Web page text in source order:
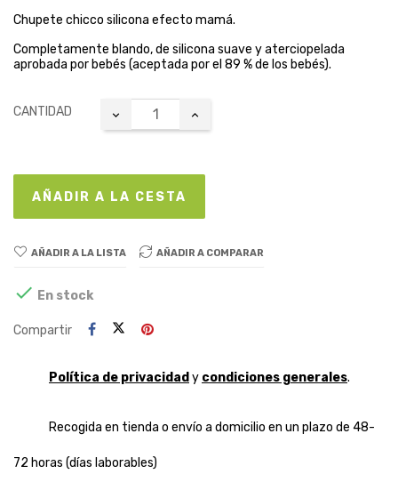
Chupete chicco silicona efecto mamá.
Completamente blando, de silicona suave y aterciopelada
aprobada por bebés (aceptada por el 89 % de los bebés).
CANTIDAD
AÑADIR A LA CESTA
AÑADIR A LA LISTA AÑADIR A COMPARAR
 En stock
Compartir
Política de privacidad y condiciones generales.
Recogida en tienda o envío a domicilio en un plazo de 48-
72 horas (días laborables)